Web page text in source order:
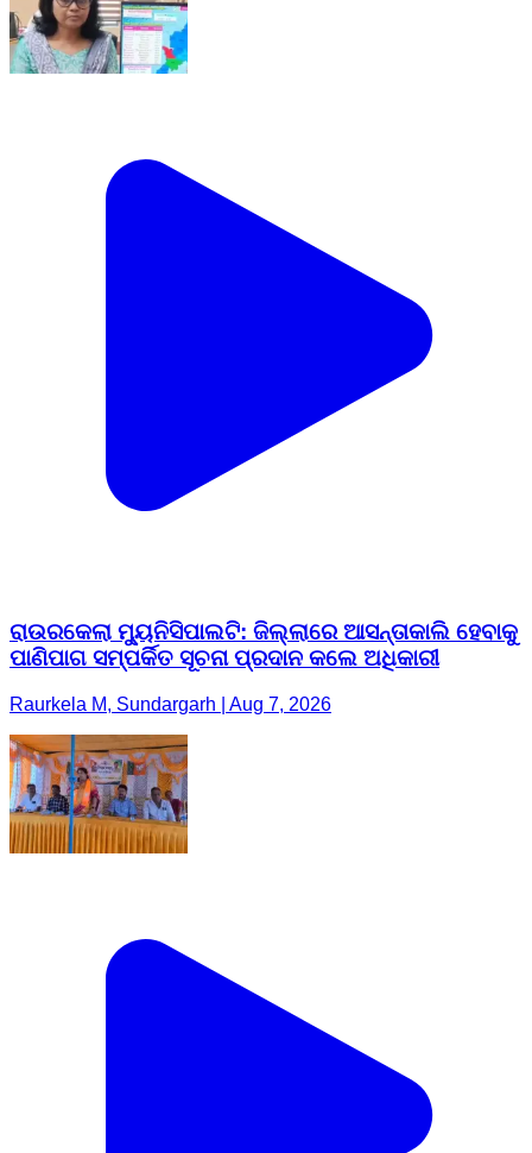
ରାଉରକେଲା ମ୍ୟୁନିସିପାଲଟି: ଜିଲ୍ଲାରେ ଆସନ୍ତାକାଲି ହେବାକୁ
ପାଣିପାଗ ସମ୍ପର୍କିତ ସୂଚନା ପ୍ରଦାନ କଲେ ଅଧିକାରୀ
Raurkela M, Sundargarh | Aug 7, 2026